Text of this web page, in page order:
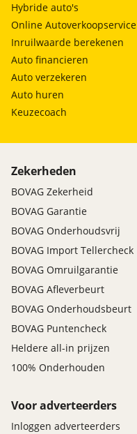
Hybride auto's
Online Autoverkoopservice
Inruilwaarde berekenen
Auto financieren
Auto verzekeren
Auto huren
Keuzecoach
Zekerheden
BOVAG Zekerheid
BOVAG Garantie
BOVAG Onderhoudsvrij
BOVAG Import Tellercheck
BOVAG Omruilgarantie
BOVAG Afleverbeurt
BOVAG Onderhoudsbeurt
BOVAG Puntencheck
Heldere all-in prijzen
100% Onderhouden
Voor adverteerders
Inloggen adverteerders